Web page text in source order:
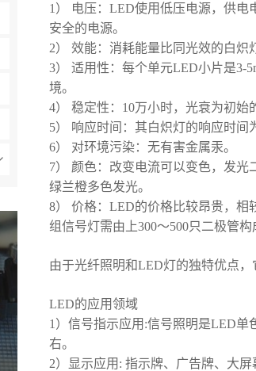
1） 电压：LED使用低压电源，供电
安全的电源。
2） 效能：消耗能量比同光效的白炽
3） 适用性：每个单元LED小片是3-
境。
4） 稳定性：10万小时，光衰为初始
5） 响应时间：其白炽灯的响应时间
6） 对环境污染：无有害金属汞。
7） 颜色：改变电流可以变色，发
绿兰橙多色发光。
8） 价格：LED的价格比较昂贵，
组信号灯需由上300～500只二极管构
由于光纤照明和LED灯的独特优点，
LED的应用领域
1）信号指示应用:信号照明是LED单
右。
2）显示应用: 指示牌、广告牌、大